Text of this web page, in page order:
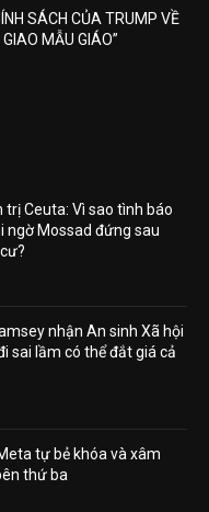
SÁCH CỦA TRUMP VỀ
GIAO MẪU GIÁO”
trị Ceuta: Vì sao tình báo
ngờ Mossad đứng sau
nhận An sinh Xã hội
sai lầm có thể đắt giá cả
tự bẻ khóa và xâm
thứ ba